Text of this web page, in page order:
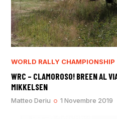
WORLD RALLY CHAMPIONSHIP
WRC – CLAMOROSO! BREEN AL
MIKKELSEN
Matteo Deriu 1 Novembre 2019